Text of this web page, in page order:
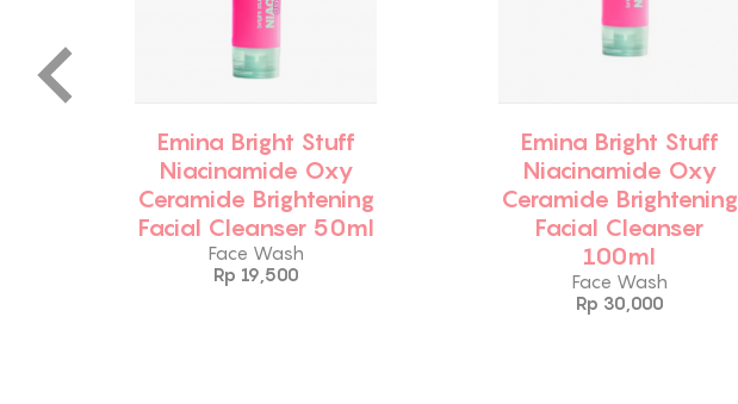
Emina Bright Stuff
Niacinamide Oxy
Ceramide Brightening
Facial Cleanser 50ml
Face Wash
Rp 19,500
Emina Bright Stuff
Niacinamide Oxy
Ceramide Brightening
Facial Cleanser
100ml
Face Wash
Rp 30,000